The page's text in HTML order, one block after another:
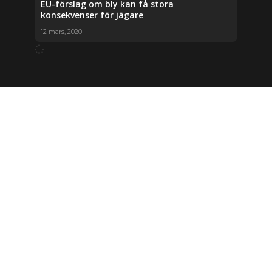
EU-förslag om bly kan få stora
konsekvenser för jägare
12 mars, 2020